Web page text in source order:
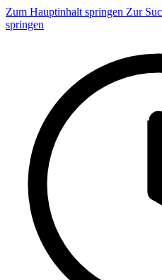
Zum Hauptinhalt springen Zur
springen